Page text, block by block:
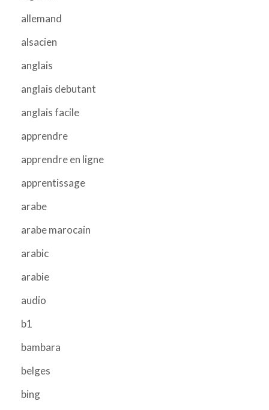
allemand
alsacien
anglais
anglais debutant
anglais facile
apprendre
apprendre en ligne
apprentissage
arabe
arabe marocain
arabic
arabie
audio
b1
bambara
belges
bing